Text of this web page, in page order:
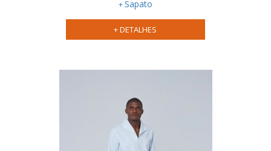
Sapato
+ DETALHES